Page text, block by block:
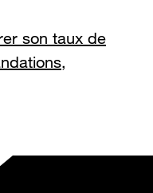
son taux de